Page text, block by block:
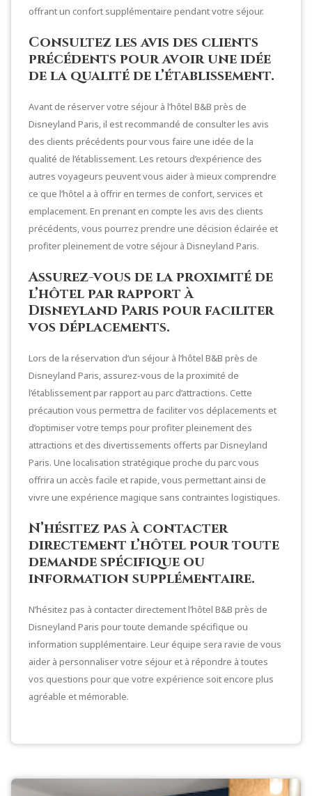
offrant un confort supplémentaire pendant votre séjour.
Consultez les avis des clients
précédents pour avoir une idée
de la qualité de l’établissement.
Avant de réserver votre séjour à l’hôtel B&B près de
Disneyland Paris, il est recommandé de consulter les avis
des clients précédents pour vous faire une idée de la
qualité de l’établissement. Les retours d’expérience des
autres voyageurs peuvent vous aider à mieux comprendre
ce que l’hôtel a à offrir en termes de confort, services et
emplacement. En prenant en compte les avis des clients
précédents, vous pourrez prendre une décision éclairée et
profiter pleinement de votre séjour à Disneyland Paris.
Assurez-vous de la proximité de
l’hôtel par rapport à
Disneyland Paris pour faciliter
vos déplacements.
Lors de la réservation d’un séjour à l’hôtel B&B près de
Disneyland Paris, assurez-vous de la proximité de
l’établissement par rapport au parc d’attractions. Cette
précaution vous permettra de faciliter vos déplacements et
d’optimiser votre temps pour profiter pleinement des
attractions et des divertissements offerts par Disneyland
Paris. Une localisation stratégique proche du parc vous
offrira un accès facile et rapide, vous permettant ainsi de
vivre une expérience magique sans contraintes logistiques.
N’hésitez pas à contacter
directement l’hôtel pour toute
demande spécifique ou
information supplémentaire.
N’hésitez pas à contacter directement l’hôtel B&B près de
Disneyland Paris pour toute demande spécifique ou
information supplémentaire. Leur équipe sera ravie de vous
aider à personnaliser votre séjour et à répondre à toutes
vos questions pour que votre expérience soit encore plus
agréable et mémorable.